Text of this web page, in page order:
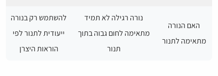
האם הנורה
מתאימה לתנור
נורה רגילה לא תמיד
מתאימה לחום גבוה בתוך
תנור
להשתמש רק בנורה
ייעודית לתנור לפי
הוראות היצרן